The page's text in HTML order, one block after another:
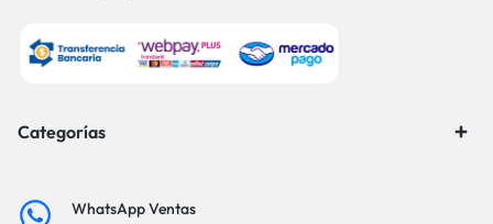
Categorías
WhatsApp Ventas